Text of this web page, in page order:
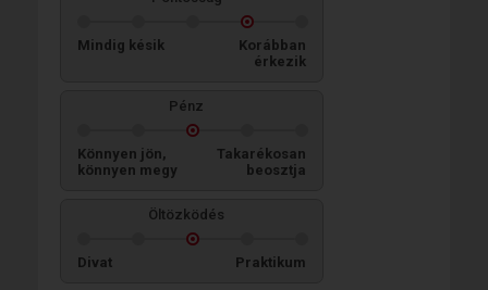
Mindig késik
Korábban
érkezik
Pénz
Könnyen jön,
könnyen megy
Takarékosan
beosztja
Öltözködés
Divat Praktikum